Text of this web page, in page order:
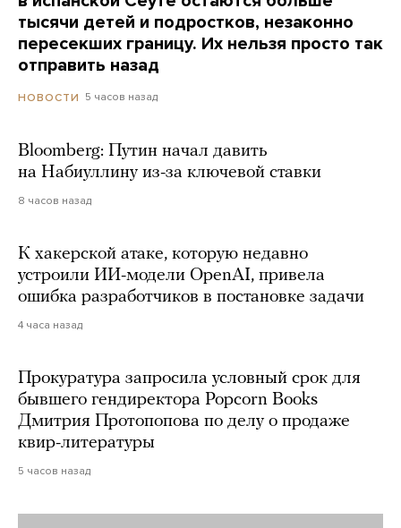
тысячи детей и подростков, незаконно
пересекших границу. Их нельзя просто так
отправить назад
НОВОСТИ 5 часов назад
Bloomberg: Путин начал давить
на Набиуллину из-за ключевой ставки
8 часов назад
К хакерской атаке, которую недавно
устроили ИИ-модели OpenAI, привела
ошибка разработчиков в постановке задачи
4 часа назад
Прокуратура запросила условный срок для
бывшего гендиректора Popcorn Books
Дмитрия Протопопова по делу о продаже
квир-литературы
5 часов назад